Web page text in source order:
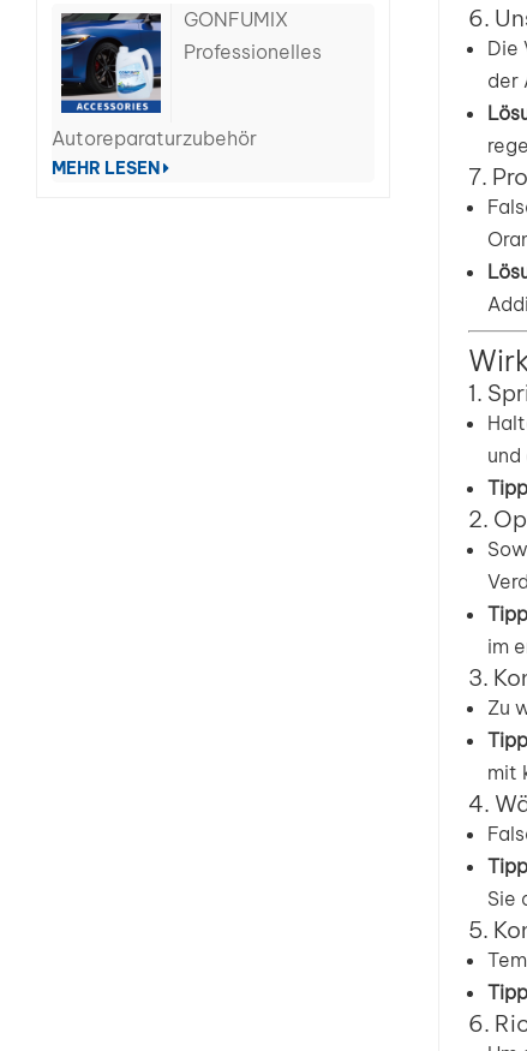
GONFUMIX
Professionelles
Autoreparaturzubehör
MEHR LESEN
6.
Die
der
7.
1.
2.
im
3.
Zu
mit
4.
Sie
5.
6.